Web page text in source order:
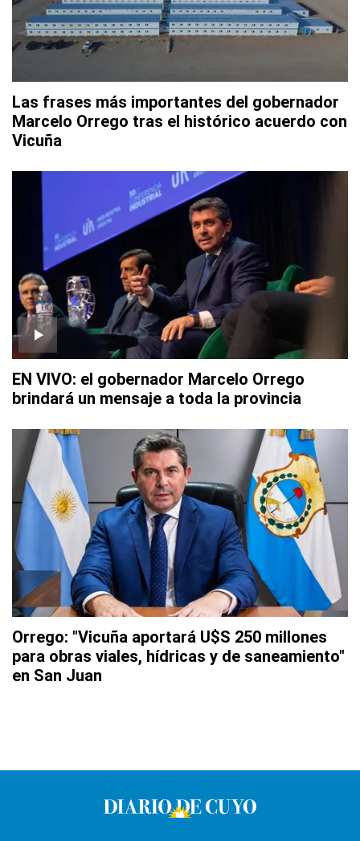
Las frases más importantes del gobernador
Marcelo Orrego tras el histórico acuerdo con
Vicuña
EN VIVO: el gobernador Marcelo Orrego
brindará un mensaje a toda la provincia
Orrego: "Vicuña aportará U$S 250 millones
para obras viales, hídricas y de saneamiento"
en San Juan